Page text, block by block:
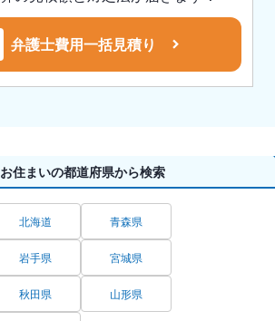
弁護士費用一括見積り
お住まいの都道府県から検索
北海道 青森県
岩手県 宮城県
秋田県 山形県